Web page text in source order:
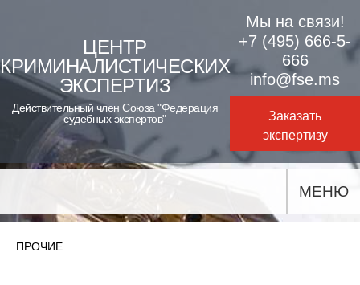
content
ЦЕНТР
КРИМИНАЛИСТИЧЕСКИХ
ЭКСПЕРТИЗ
Действительный член Союза "Федерация
судебных экспертов"
Мы на связи!
+7 (495) 666-5-
666
info@fse.ms
Заказать
экспертизу
МЕНЮ
ПРОЧИЕ...